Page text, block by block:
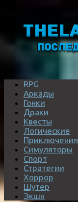
RPG
Аркады
Гонки
Драки
Квесты
Логические
Приключения
Симуляторы
Спорт
Стратегии
Хоррор
Шутер
Экшн